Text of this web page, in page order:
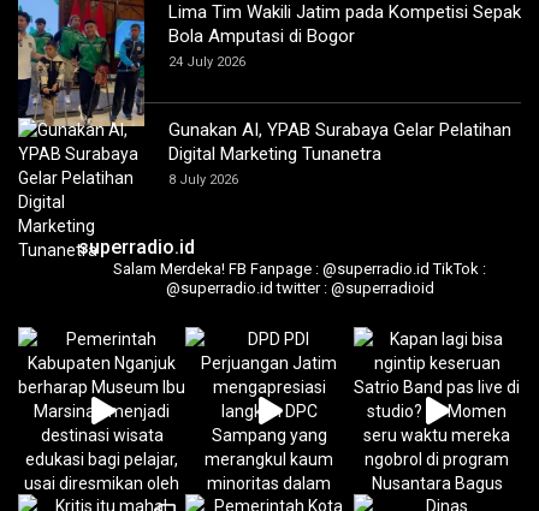
Lima Tim Wakili Jatim pada Kompetisi Sepak
Bola Amputasi di Bogor
24 July 2026
Gunakan AI, YPAB Surabaya Gelar Pelatihan
Digital Marketing Tunanetra
8 July 2026
superradio.id
Salam Merdeka! FB Fanpage : @superradio.id TikTok :
@superradio.id twitter : @superradioid